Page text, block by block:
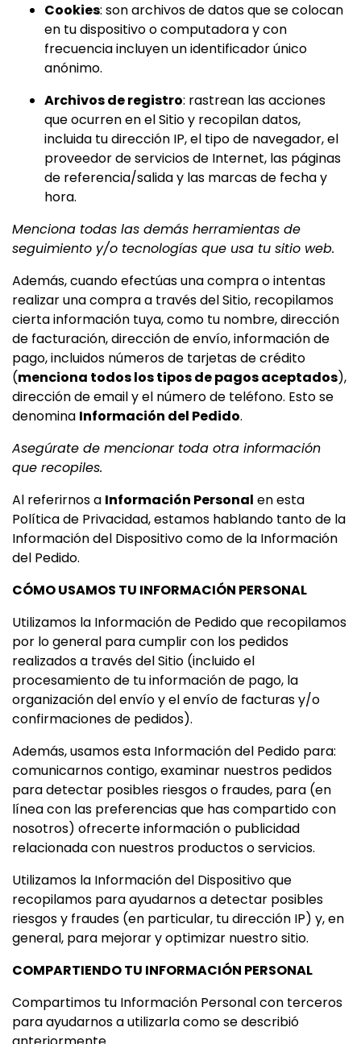
Cookies: son archivos de datos que se colocan
en tu dispositivo o computadora y con
frecuencia incluyen un identificador único
anónimo.
Archivos de registro: rastrean las acciones
que ocurren en el Sitio y recopilan datos,
incluida tu dirección IP, el tipo de navegador, el
proveedor de servicios de Internet, las páginas
de referencia/salida y las marcas de fecha y
hora.
Menciona todas las demás herramientas de
seguimiento y/o tecnologías que usa tu sitio web.
Además, cuando efectúas una compra o intentas
realizar una compra a través del Sitio, recopilamos
cierta información tuya, como tu nombre, dirección
de facturación, dirección de envío, información de
pago, incluidos números de tarjetas de crédito
(menciona todos los tipos de pagos aceptados),
dirección de email y el número de teléfono. Esto se
denomina Información del Pedido.
Asegúrate de mencionar toda otra información
que recopiles.
Al referirnos a Información Personal en esta
Política de Privacidad, estamos hablando tanto de la
Información del Dispositivo como de la Información
del Pedido.
CÓMO USAMOS TU INFORMACIÓN PERSONAL
Utilizamos la Información de Pedido que recopilamos
por lo general para cumplir con los pedidos
realizados a través del Sitio (incluido el
procesamiento de tu información de pago, la
organización del envío y el envío de facturas y/o
confirmaciones de pedidos).
Además, usamos esta Información del Pedido para:
comunicarnos contigo, examinar nuestros pedidos
para detectar posibles riesgos o fraudes, para (en
línea con las preferencias que has compartido con
nosotros) ofrecerte información o publicidad
relacionada con nuestros productos o servicios.
Utilizamos la Información del Dispositivo que
recopilamos para ayudarnos a detectar posibles
riesgos y fraudes (en particular, tu dirección IP) y, en
general, para mejorar y optimizar nuestro sitio.
COMPARTIENDO TU INFORMACIÓN PERSONAL
Compartimos tu Información Personal con terceros
para ayudarnos a utilizarla como se describió